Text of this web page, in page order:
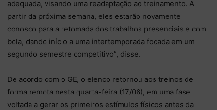
adequada, visando uma readaptação ao treinamento. A
partir da próxima semana, eles estarão novamente
conosco para a retomada dos trabalhos presenciais e com
bola, dando início a uma intertemporada focada em um
segundo semestre competitivo”, disse.
De acordo com o GE, o elenco retornou aos treinos de
forma remota nesta quarta-feira (17/06), em uma fase
voltada a gerar os primeiros estímulos físicos antes da